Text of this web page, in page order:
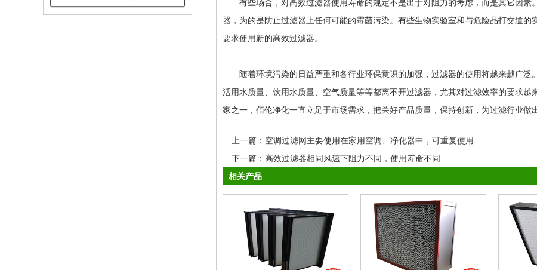
有些场合，对高效过滤器使用寿命的规定不是出于对阻力的考虑，而是其它因素
器，为的是防止过滤器上任何可能的霉菌污染。有些生物实验室和与危险品打交道
要求使用新的高效过滤器。
随着环境污染的日益严重和各行业环保意识的加强，过滤器的使用将越来越广泛
活用水质量、饮用水质量、空气质量等等都离不开过滤器，尤其对过滤效率的要求
家之一，佰伦净化一直立足于市场需求，把关好产品质量，保持创新，为过滤行业做
上一篇： 空调过滤网主要使用在家用空调、净化器中，可重复使用
下一篇： 高效过滤器相同风速下阻力不同，使用寿命不同
相关产品